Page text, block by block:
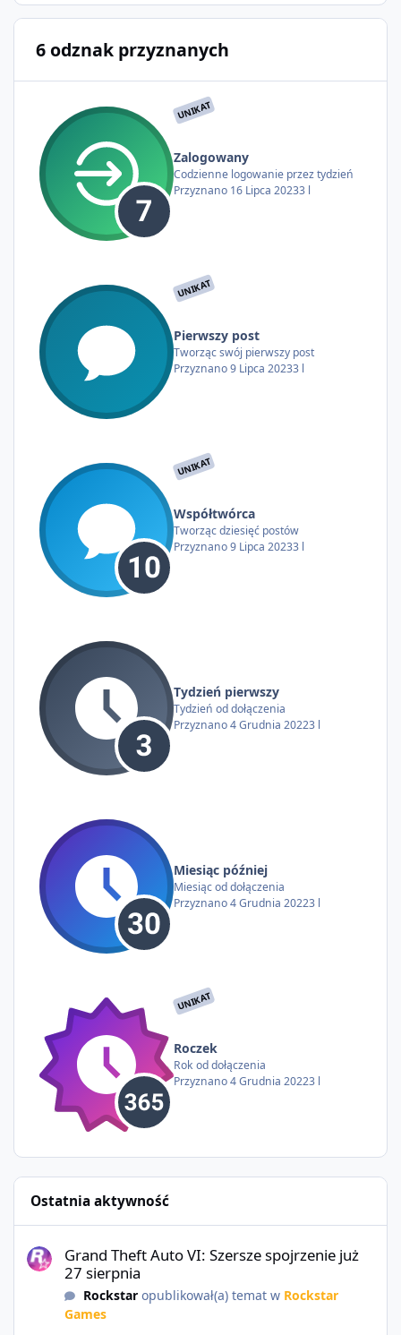
6 odznak przyznanych
UNIKAT
Zalogowany
Codzienne logowanie przez tydzień
Przyznano 16 Lipca 20233 l
UNIKAT
Pierwszy post
Tworząc swój pierwszy post
Przyznano9 Lipca 20233 l
UNIKAT
Współtwórca
Tworząc dziesięć postów
Przyznano9 Lipca 20233 l
Tydzień pierwszy
Tydzień od dołączenia
Przyznano4 Grudnia 20223 l
Miesiąc później
Miesiąc od dołączenia
Przyznano4 Grudnia 20223 l
UNIKAT
Roczek
Rok od dołączenia
Przyznano4 Grudnia 20223 l
Ostatnia aktywność
Grand Theft Auto VI: Szersze spojrzenie już
27 sierpnia
Rockstaropublikował(a) temat w Rockstar
Games